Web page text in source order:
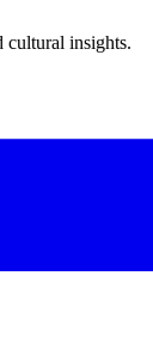
cultural insights.